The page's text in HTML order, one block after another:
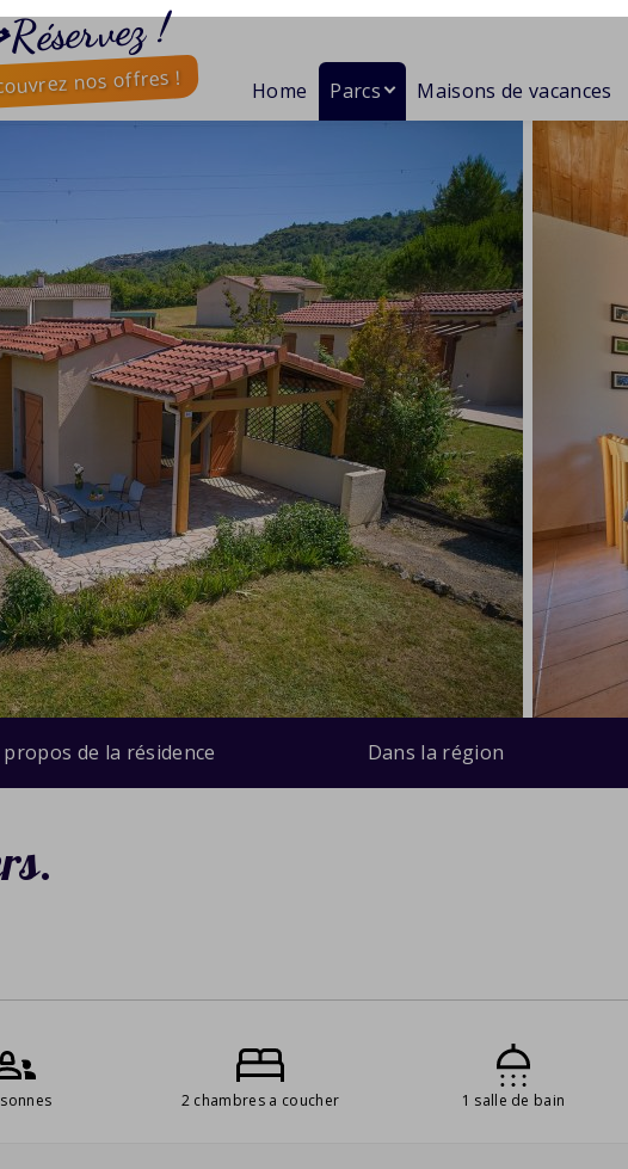
!
nos offres ! Home Parcs Maisons de vacances
propos de la résidence Dans la région
2 chambres a coucher 1 salle de bain